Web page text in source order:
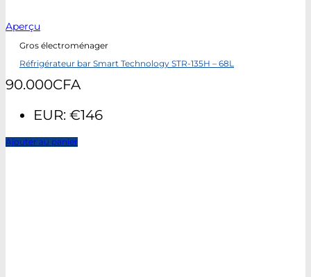
Aperçu
Gros électroménager
Réfrigérateur bar Smart Technology STR-135H – 68L
90.000CFA
EUR: €146
Ajouter au panier